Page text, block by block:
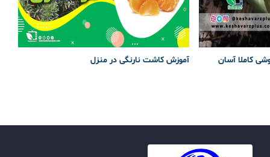
کاملا آسان آموزش کاشت نارنگی در منزل